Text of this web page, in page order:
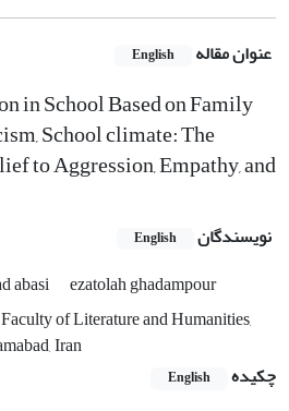
عنوان مقاله English
in School Based on Family
School climate: The
to Aggression, Empathy, and
نویسندگان English
abasi
ezatolah ghadampour
of Literature and Humanities,
Iran
چکیده
English